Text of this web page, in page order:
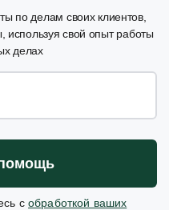
по делам своих клиентов,
используя свой опыт работы
делах
собработкой ваших